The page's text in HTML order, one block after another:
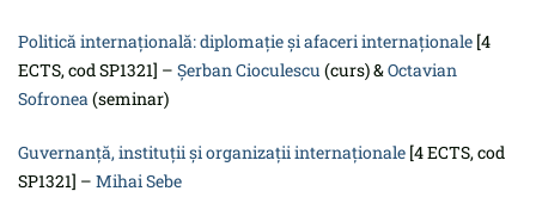
Politică internaţională: diplomație și afaceri internaționale [4
ECTS, cod SP1321] – Șerban Cioculescu (curs) &Octavian
Sofronea(seminar)
Guvernanţă, instituţii şi organizaţii internaţionale [4 ECTS, cod
SP1321] – Mihai Sebe